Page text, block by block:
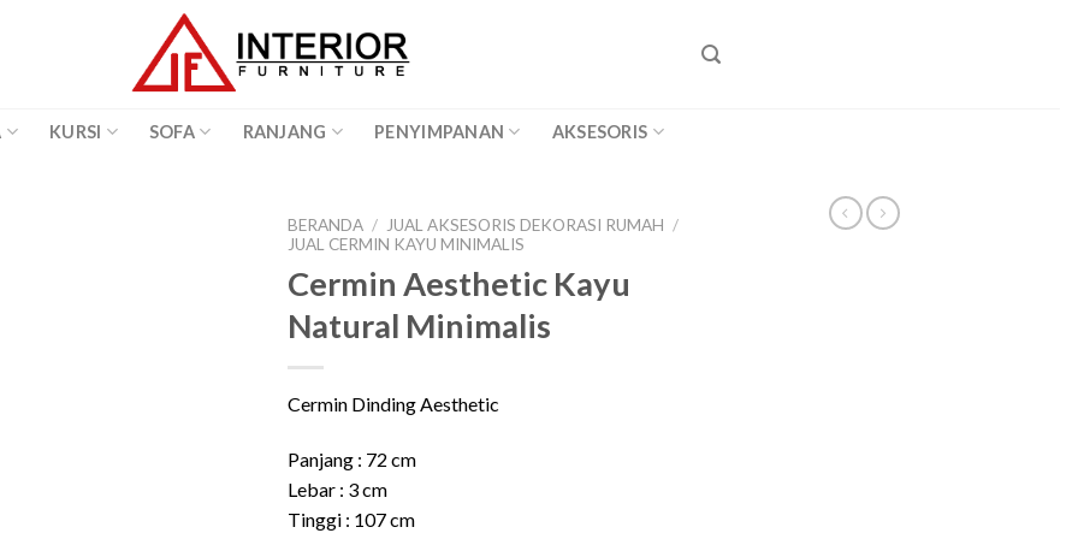
KURSI SOFA RANJANG PENYIMPANAN AKSESORIS
BERANDA / JUAL AKSESORIS DEKORASI RUMAH /
JUAL CERMIN KAYU MINIMALIS
Cermin Aesthetic Kayu
Natural Minimalis
Cermin Dinding Aesthetic
Panjang : 72 cm
Lebar : 3 cm
Tinggi : 107 cm